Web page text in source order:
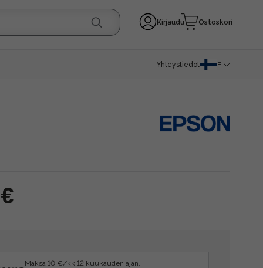
Kirjaudu Ostoskori
Yhteystiedot FI
Maksa 10 €/kk 12 kuukauden ajan.